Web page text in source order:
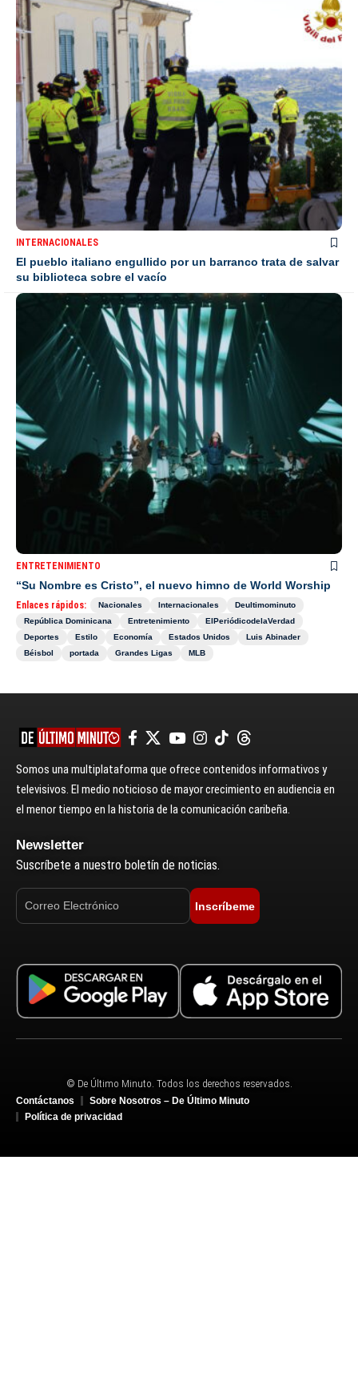
INTERNACIONALES
El pueblo italiano engullido por un barranco trata de salvar
su biblioteca sobre el vacío
ENTRETENIMIENTO
“Su Nombre es Cristo”, el nuevo himno de World Worship
Enlaces rápidos: Nacionales Internacionales
Deultimominuto
República Dominicana
Entretenimiento
ElPeriódicodelaVerdad
Deportes
Estilo Economía Estados Unidos
Luis Abinader
Béisbol
portada Grandes Ligas MLB
Somos una multiplataforma que ofrece contenidos informativos y
televisivos. El medio noticioso de mayor crecimiento en audiencia en
el menor tiempo en la historia de la comunicación caribeña.
Newsletter
Suscríbete a nuestro boletín de noticias.
Inscríbeme
© De Último Minuto. Todos los derechos reservados.
Contáctanos
Sobre Nosotros – De Último Minuto
Política de privacidad